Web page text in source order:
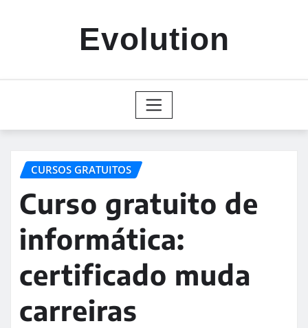
Evolution
CURSOS GRATUITOS
Curso gratuito de
informática:
certificado muda
carreiras